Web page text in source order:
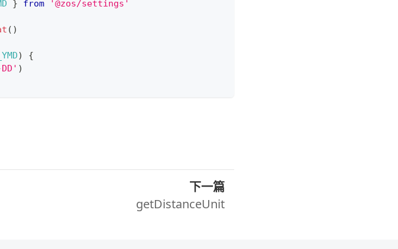
} from '@zos/settings'
( )
)
{
)
下一篇
getDistanceUnit